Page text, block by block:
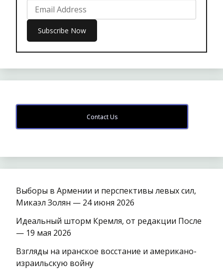
Contact Us
Выборы в Армении и перспективы левых сил,
Микаэл Золян — 24 июня 2026
Идеальный шторм Кремля, от редакции После
— 19 мая 2026
Взгляды на иранское восстание и американо-
израильскую войну